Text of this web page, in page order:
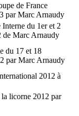
de France
par Marc Arnaudy
Interne du 1er et 2
de Marc Arnaudy
du 17 et 18
par Marc Arnaudy
2012 à
la licorne 2012 par